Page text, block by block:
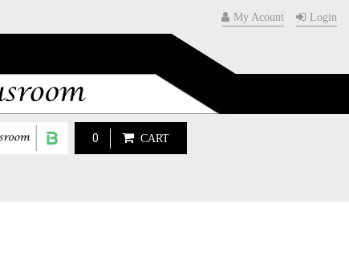
My Acount Login
0 CART